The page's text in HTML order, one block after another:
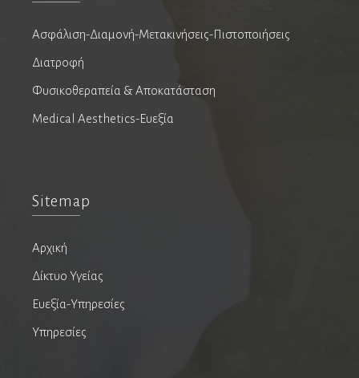
Ιατρικά άρθρα
Ιατρικά Νέα
Ασφάλιση-Διαμονή-Μετακινήσεις-Πιστοποιήσεις
Διατροφή
Φυσικοθεραπεία & Αποκατάσταση
Medical Aesthetics-Ευεξία
Sitemap
Αρχική
Δίκτυο Υγείας
Ευεξία-Υπηρεσίες
Υπηρεσίες